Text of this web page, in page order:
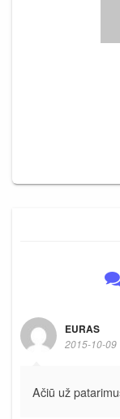
EURAS
2015-10-09
Ačiū už